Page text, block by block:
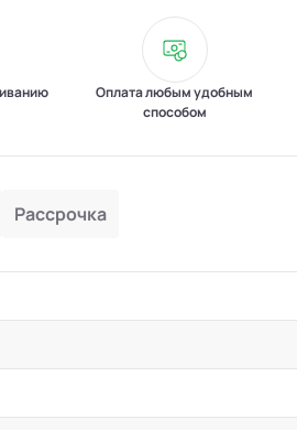
Оплата любым удобным
способом
Рассрочка